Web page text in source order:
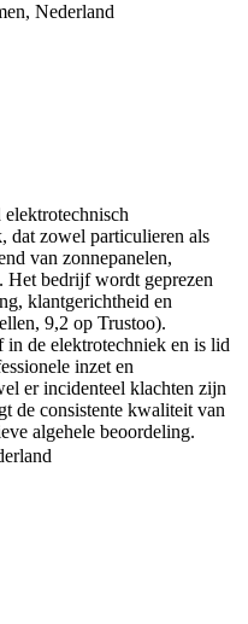
Nederland
dat zowel particulieren als
van zonnepanelen,
Het bedrijf wordt geprezen
klantgerichtheid en
9,2 op Trustoo).
de elektrotechniek en is lid
inzet en
er incidenteel klachten zijn
de consistente kwaliteit van
algehele beoordeling.